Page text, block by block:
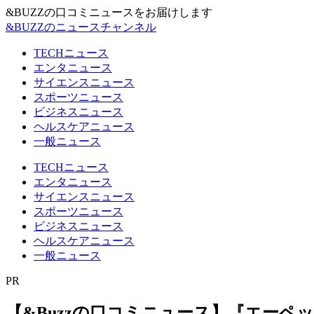
&BUZZの口コミニュースをお届けします
&BUZZのニュースチャンネル
TECHニュース
エンタニュース
サイエンスニュース
スポーツニュース
ビジネスニュース
ヘルスケアニュース
一般ニュース
TECHニュース
エンタニュース
サイエンスニュース
スポーツニュース
ビジネスニュース
ヘルスケアニュース
一般ニュース
PR